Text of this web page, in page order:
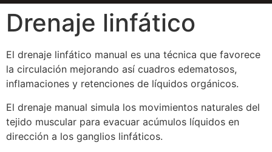
Drenaje linfático
El drenaje linfático manual es una técnica que favorece
la circulación mejorando así cuadros edematosos,
inflamaciones y retenciones de líquidos orgánicos.
El drenaje manual simula los movimientos naturales del
tejido muscular para evacuar acúmulos líquidos en
dirección a los ganglios linfáticos.